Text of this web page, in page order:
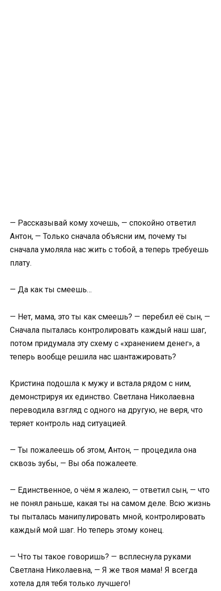
— Рассказывай кому хочешь, — спокойно ответил
Антон, — Только сначала объясни им, почему ты
сначала умоляла нас жить с тобой, а теперь требуешь
плату.
— Да как ты смеешь…
— Нет, мама, это ты как смеешь? — перебил её сын, —
Сначала пыталась контролировать каждый наш шаг,
потом придумала эту схему с «хранением денег», а
теперь вообще решила нас шантажировать?
Кристина подошла к мужу и встала рядом с ним,
демонстрируя их единство. Светлана Николаевна
переводила взгляд с одного на другую, не веря, что
теряет контроль над ситуацией.
— Ты пожалеешь об этом, Антон, — процедила она
сквозь зубы, — Вы оба пожалеете.
— Единственное, о чём я жалею, — ответил сын, — что
не понял раньше, какая ты на самом деле. Всю жизнь
ты пыталась манипулировать мной, контролировать
каждый мой шаг. Но теперь этому конец.
— Что ты такое говоришь? — всплеснула руками
Светлана Николаевна, — Я же твоя мама! Я всегда
хотела для тебя только лучшего!